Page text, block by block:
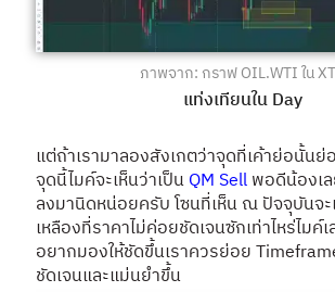
ภาพจาก: กราฟ OIL.WTI ใน
แท่งเทียนใน Day
แต่ถ้าเรามาลองสังเกตว่าจุดที่เค้าย่อนั้นย่
จุดนี้ไมค์จะเห็นว่าเป็นQM Sellพอดีน้องเ
ลงมานิดหน่อยครับ โซนที่เห็น ณ ปัจจุบันจะ
เหลืองที่ราคาไม่ค่อยชัดเจนซักเท่าไหร่ไมค์
อยากมองให้ชัดขึ้นเราควรย่อย
ชัดเจนและแม่นยำขึ้น